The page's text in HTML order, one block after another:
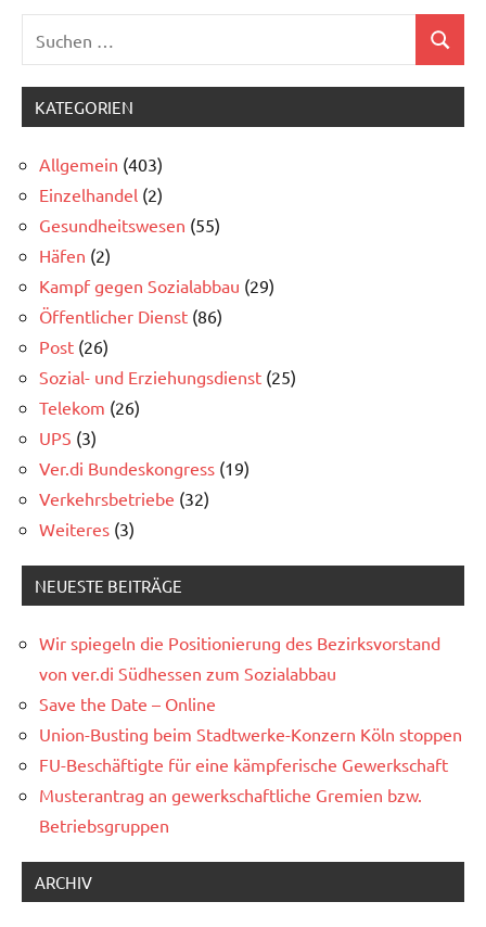
nach:
Suchen
KATEGORIEN
Allgemein (403)
Einzelhandel (2)
Gesundheitswesen (55)
Häfen (2)
Kampf gegen Sozialabbau (29)
Öffentlicher Dienst (86)
Post (26)
Sozial- und Erziehungsdienst (25)
Telekom (26)
UPS (3)
Ver.di Bundeskongress (19)
Verkehrsbetriebe (32)
Weiteres (3)
NEUESTE BEITRÄGE
Wir spiegeln die Positionierung des Bezirksvorstand
von ver.di Südhessen zum Sozialabbau
Save the Date – Online
Union-Busting beim Stadtwerke-Konzern Köln stoppen
FU-Beschäftigte für eine kämpferische Gewerkschaft
Musterantrag an gewerkschaftliche Gremien bzw.
Betriebsgruppen
ARCHIV